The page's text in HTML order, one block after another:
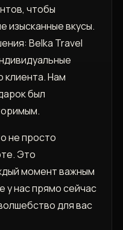
чтобы
изысканные вкусы.
Belka Travel
клиента. Нам
был
не просто
Это
момент важным
у нас прямо сейчас
для вас